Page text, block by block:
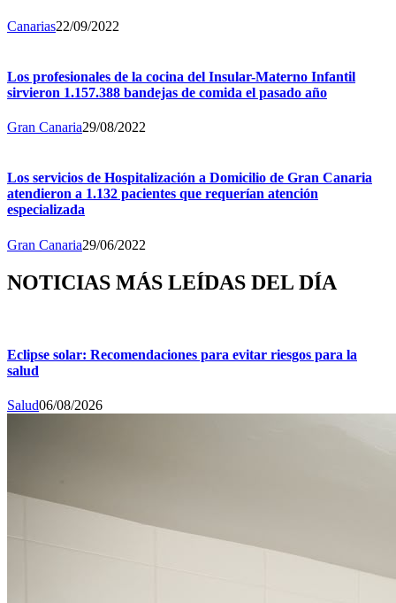
Canarias22/09/2022
Los profesionales de la cocina del Insular-Materno Infantil
sirvieron 1.157.388 bandejas de comida el pasado año
Gran Canaria29/08/2022
Los servicios de Hospitalización a Domicilio de Gran Canaria
atendieron a 1.132 pacientes que requerían atención
especializada
Gran Canaria29/06/2022
NOTICIAS MÁS LEÍDAS DEL DÍA
Eclipse solar: Recomendaciones para evitar riesgos para la
salud
Salud06/08/2026